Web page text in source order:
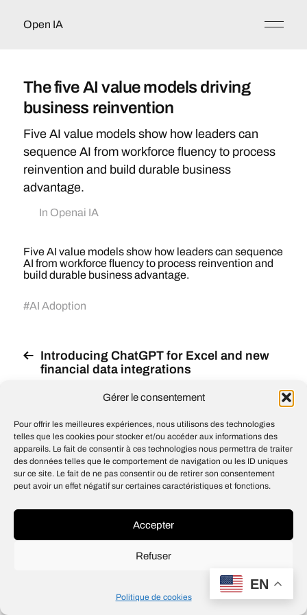
Gérer le consentement
Pour offrir les meilleures expériences, nous utilisons des technologies
telles que les cookies pour stocker et/ou accéder aux informations des
appareils. Le fait de consentir à ces technologies nous permettra de traiter
des données telles que le comportement de navigation ou les ID uniques
sur ce site. Le fait de ne pas consentir ou de retirer son consentement
peut avoir un effet négatif sur certaines caractéristiques et fonctions.
Accepter
Refuser
Politique de cookies
Open IA
The five AI value models driving
business reinvention
Five AI value models show how leaders can
sequence AI from workforce fluency to process
reinvention and build durable business
advantage.
In Openai IA
Five AI value models show how leaders can sequence
AI from workforce fluency to process reinvention and
build durable business advantage.
#AI Adoption
Introducing ChatGPT for Excel and new
financial data integrations
Le PDG d’Anthropic, Dario Amodei,
qualifie les déclarations publiques
d’OpenAI de « mensonges éhontés »,
affirmant que Sam Altman se présente à
tort comme un « artisan de la paix et un
négociateur »
EN